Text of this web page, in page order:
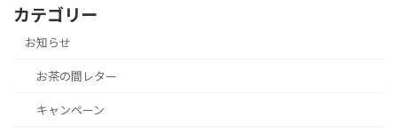
カテゴリー
お知らせ
お茶の間レター
キャンペーン